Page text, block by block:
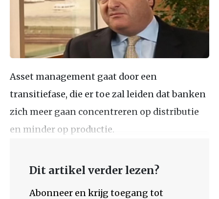
Asset management gaat door een
transitiefase, die er toe zal leiden dat banken
zich meer gaan concentreren op distributie
en minder op productie.
Dit artikel verder lezen?
Abonneer en krijg toegang tot